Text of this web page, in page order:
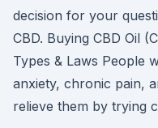
decision for your
CBD. Buying CBD Oil
Types & Laws People
anxiety, chronic pain,
relieve them by trying